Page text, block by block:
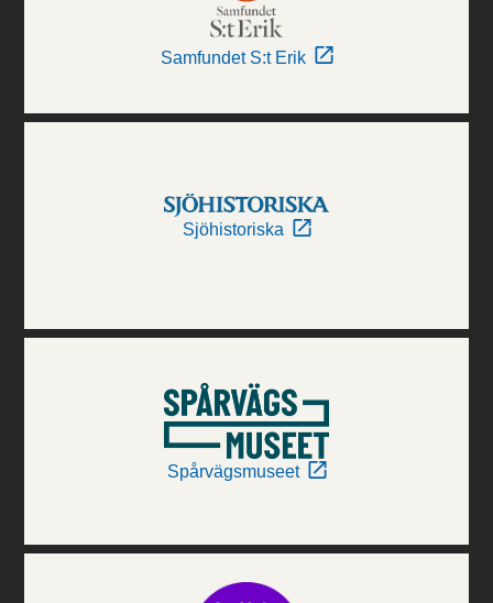
Samfundet S:t Erik
Sjöhistoriska
Spårvägsmuseet